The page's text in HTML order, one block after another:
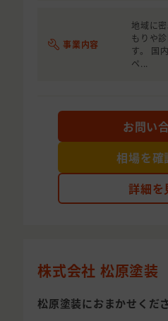
事業内容
地域に
もりや
す。 国
ペ...
詳細を
お問い
相場を確
株式会社 松原塗装
松原塗装におまかせくだ